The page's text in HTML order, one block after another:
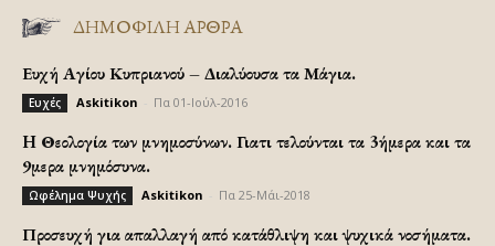
ΔΗΜΟΦΙΛΗ ΑΡΘΡΑ
Ευχή Αγίου Κυπριανού – Διαλύουσα τα Μάγια.
Ευχές Askitikon Πα 01-Ιούλ-2016
H Θεολογία των μνημοσύνων. Γιατι τελούνται τα 3ήμερα και τα
9μερα μνημόσυνα.
Ωφέλημα Ψυχής Askitikon Πα 25-Μάι-2018
Προσευχή για απαλλαγή από κατάθλιψη και ψυχικά νοσήματα.